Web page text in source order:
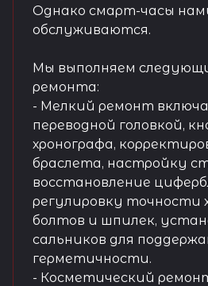
Однако смарт-часы
обслуживаются.
Мы выполняем
ремонта:
- Мелкий ремонт
переводной головкой,
хронографа,
браслета, настройку
восстановление
регулировку точности
болтов и шпилек,
сальников для
герметичности.
- Косметический